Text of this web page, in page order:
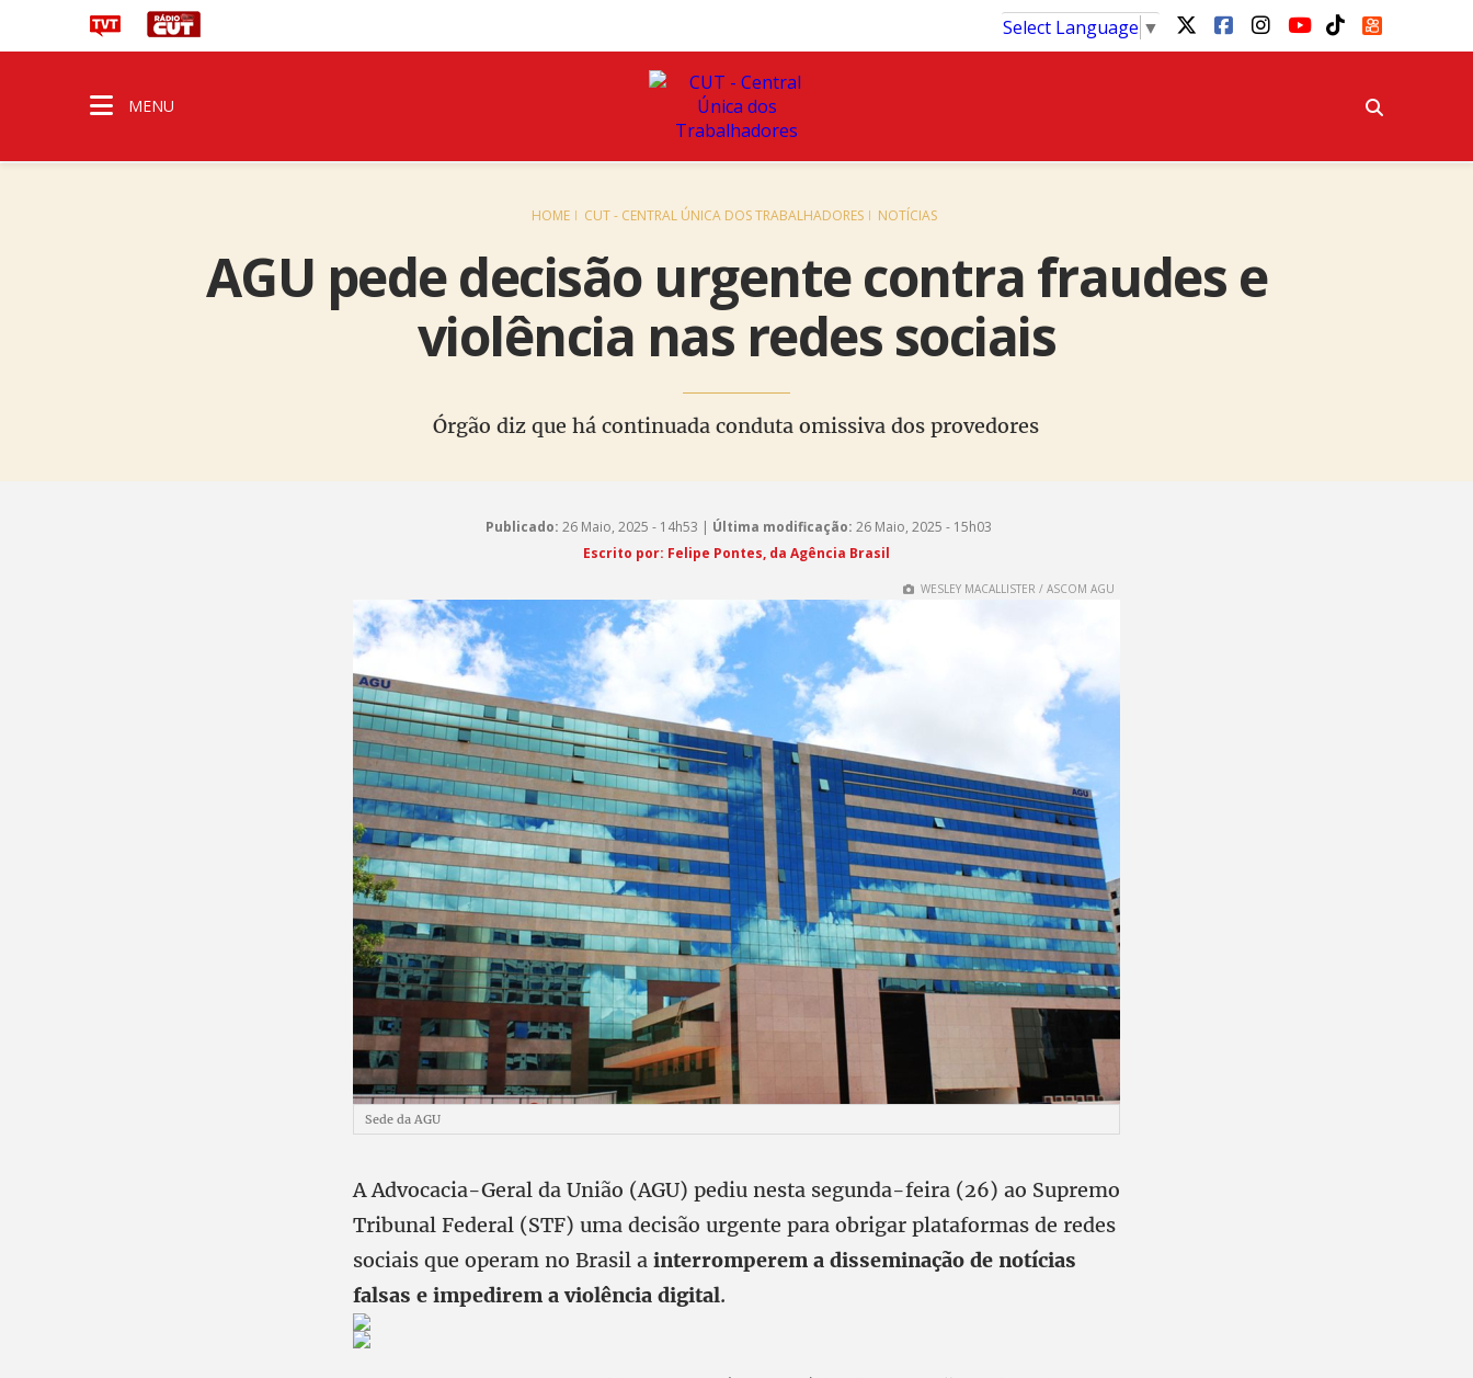
Select Language ▼
MENU
HOME CUT - CENTRAL ÚNICA DOS TRABALHADORES NOTÍCIAS
AGU pede decisão urgente contra fraudes e
violência nas redes sociais
Órgão diz que há continuada conduta omissiva dos provedores
Publicado: 26 Maio, 2025 - 14h53 | Última modificação: 26 Maio, 2025 - 15h03
Escrito por: Felipe Pontes, da Agência Brasil
WESLEY MACALLISTER / ASCOM AGU
Sede da AGU
A Advocacia-Geral da União (AGU) pediu nesta segunda-feira (26) ao Supremo
Tribunal Federal (STF) uma decisão urgente para obrigar plataformas de redes
sociais que operam no Brasil a interromperem a disseminação de notícias
falsas e impedirem a violência digital.